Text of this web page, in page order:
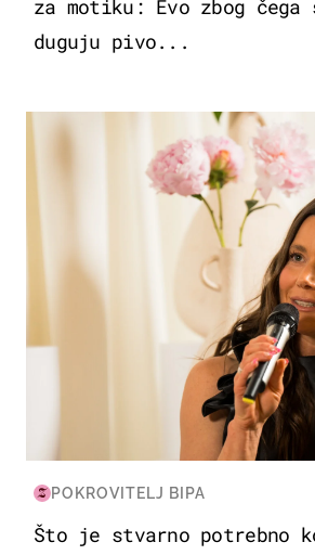
za motiku: Evo zbog
duguju pivo...
MODA & LJEPOTA
POKROVITELJ BIPA
Što je stvarno potrebno